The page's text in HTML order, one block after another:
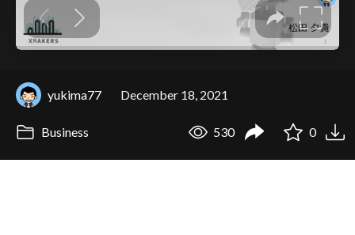
yukima77 December 18, 2021
Business 530 0